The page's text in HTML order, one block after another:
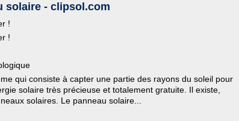
solaire - clipsol.com
!
!
qui consiste à capter une partie des rayons du soleil pour
solaire très précieuse et totalement gratuite. Il existe,
solaires. Le panneau solaire...